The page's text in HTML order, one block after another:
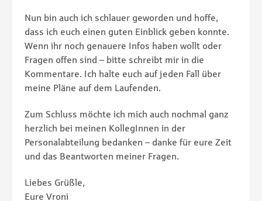
Nun bin auch ich schlauer geworden und hoffe,
dass ich euch einen guten Einblick geben konnte.
Wenn ihr noch genauere Infos haben wollt oder
Fragen offen sind – bitte schreibt mir in die
Kommentare. Ich halte euch auf jeden Fall über
meine Pläne auf dem Laufenden.
Zum Schluss möchte ich mich auch nochmal ganz
herzlich bei meinen KollegInnen in der
Personalabteilung bedanken – danke für eure Zeit
und das Beantworten meiner Fragen.
Liebes Grüßle,
Eure Vroni